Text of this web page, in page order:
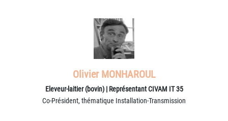
Olivier MONHAROUL
Eleveur-laitier (bovin) | Représentant CIVAM IT 35
Co-Président, thématique Installation-Transmission